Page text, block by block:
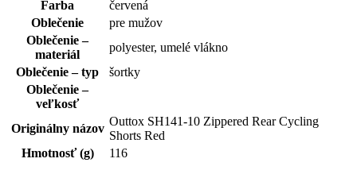
Farba
červená
Oblečenie
pre mužov
Oblečenie –
materiál
polyester, umelé vlákno
Oblečenie – typ
šortky
Oblečenie –
veľkosť
Originálny názov
Outtox SH141-10 Zippered Rear Cycling
Shorts Red
Hmotnosť (g)
116